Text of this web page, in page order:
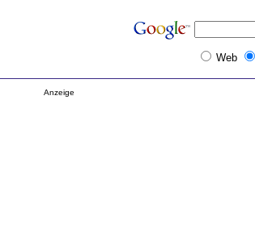
Web
Anzeige